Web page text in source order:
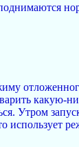
какую-
Утром
использует